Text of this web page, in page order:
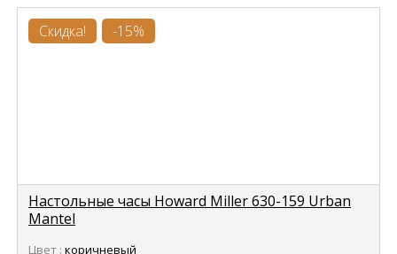
Скидка! -15%
Настольные часы Howard Miller 630-159 Urban
Mantel
Цвет : коричневый